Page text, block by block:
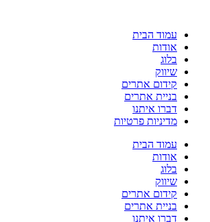
עמוד הבית
אודות
בלוג
שיווק
קידום אתרים
בניית אתרים
דברו איתנו
מדיניות פרטיות
עמוד הבית
אודות
בלוג
שיווק
קידום אתרים
בניית אתרים
דברו איתנו